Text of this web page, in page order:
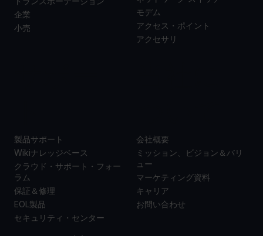
企業
小売
モデム
アクセス・ポイント
アクセサリ
製品サポート
Wikiナレッジベース
クラウド・サポート・フォー
ラム
保証＆修理
EOL製品
セキュリティ・センター
会社概要
ミッション、ビジョン＆バリ
ュー
マーケティング資料
キャリア
お問い合わせ